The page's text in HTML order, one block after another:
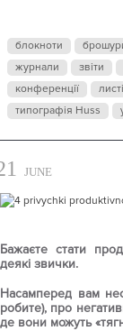
блокноти
журнали
звіти
конференції
типографія Huss
JUNE
Бажаєте стати
деякі звички.
Насамперед вам
робите), про
де вони можуть